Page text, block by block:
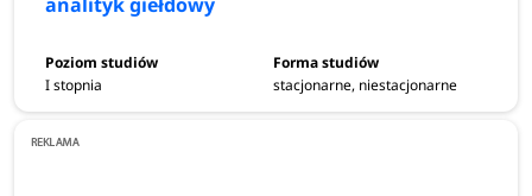
I stopnia stacjonarne, niestacjonarne